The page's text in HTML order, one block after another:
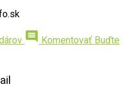
comment Komentovať Buďte